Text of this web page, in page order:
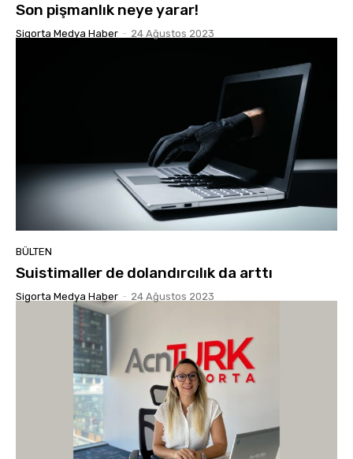
Son pişmanlık neye yarar!
Sigorta Medya Haber - 24 Ağustos 2023
BÜLTEN
Suistimaller de dolandırcılık da arttı
Sigorta Medya Haber - 24 Ağustos 2023